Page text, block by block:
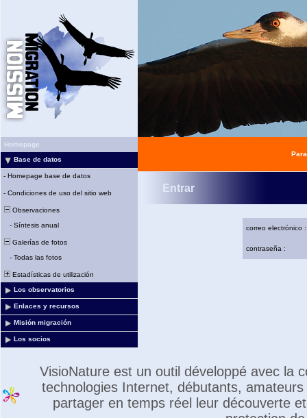
Homepage
Base de datos
- Homepage base de datos
- Condiciones de uso del sitio web
Observaciones
- Síntesis anual
Galerías de fotos
- Todas las fotos
Estadísticas de utilización
Los observatorios
Enlaces y recursos
Misión migración
Los socios
Entrar
correo electrónico :
contraseña :
VisioNature est un outil développé avec la
technologies Internet, débutants,
partager en temps réel leur découverte